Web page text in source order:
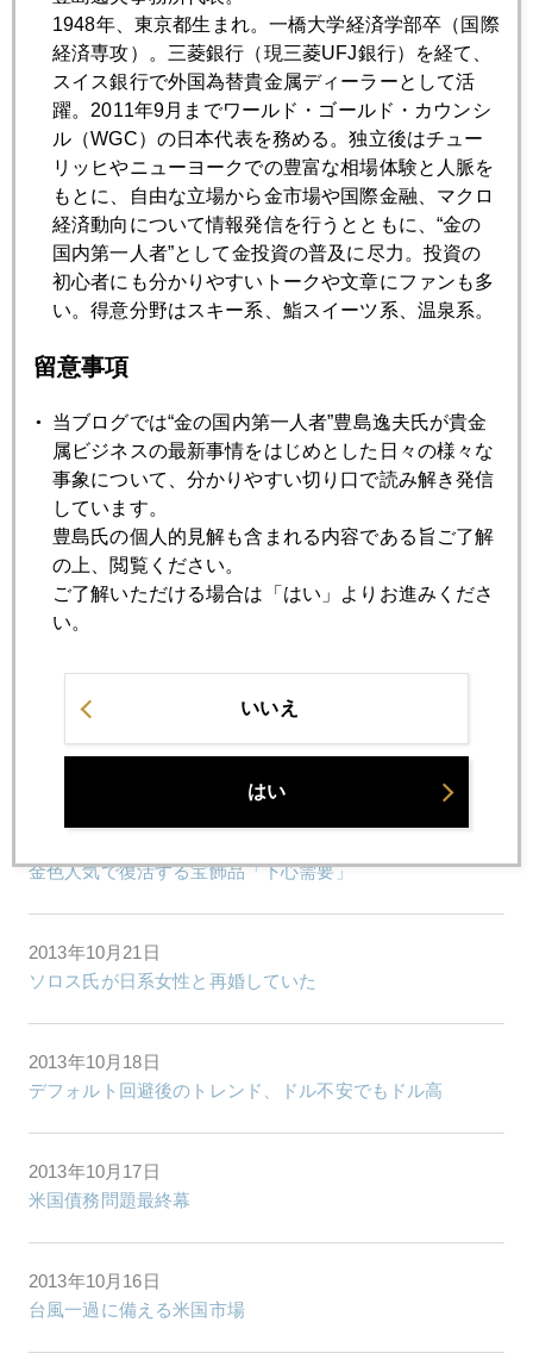
2013年10月31日
バーナンキ氏もレーム・ダックの兆し
2013年10月30日
天安門前車突入、政府が恐れる抗議の連鎖
2013年10月29日
おひとり様高齢者向けレンタル家族
中国が米国債を大量売却する日
2013年10月25日
２０１４年のイエレン・リスク
2013年10月24日
米雇用統計悪化で金価格急騰
金色人気で復活する宝飾品「下心需要」
2013年10月21日
ソロス氏が日系女性と再婚していた
2013年10月18日
デフォルト回避後のトレンド、ドル不安でもドル高
2013年10月17日
米国債務問題最終幕
2013年10月16日
台風一過に備える米国市場
1948年、東京都生まれ。一橋大学経済学部卒（国際
経済専攻）。三菱銀行（現三菱UFJ銀行）を経て、
スイス銀行で外国為替貴金属ディーラーとして活
躍。2011年9月までワールド・ゴールド・カウンシ
ル（WGC）の日本代表を務める。独立後はチュー
リッヒやニューヨークでの豊富な相場体験と人脈を
もとに、自由な立場から金市場や国際金融、マクロ
経済動向について情報発信を行うとともに、“金の
国内第一人者”として金投資の普及に尽力。投資の
初心者にも分かりやすいトークや文章にファンも多
い。得意分野はスキー系、鮨スイーツ系、温泉系。
留意事項
当ブログでは“金の国内第一人者”豊島逸夫氏が貴金
属ビジネスの最新事情をはじめとした日々の様々な
事象について、分かりやすい切り口で読み解き発信
しています。
豊島氏の個人的見解も含まれる内容である旨ご了解
の上、閲覧ください。
ご了解いただける場合は「はい」よりお進みくださ
い。
いいえ
はい